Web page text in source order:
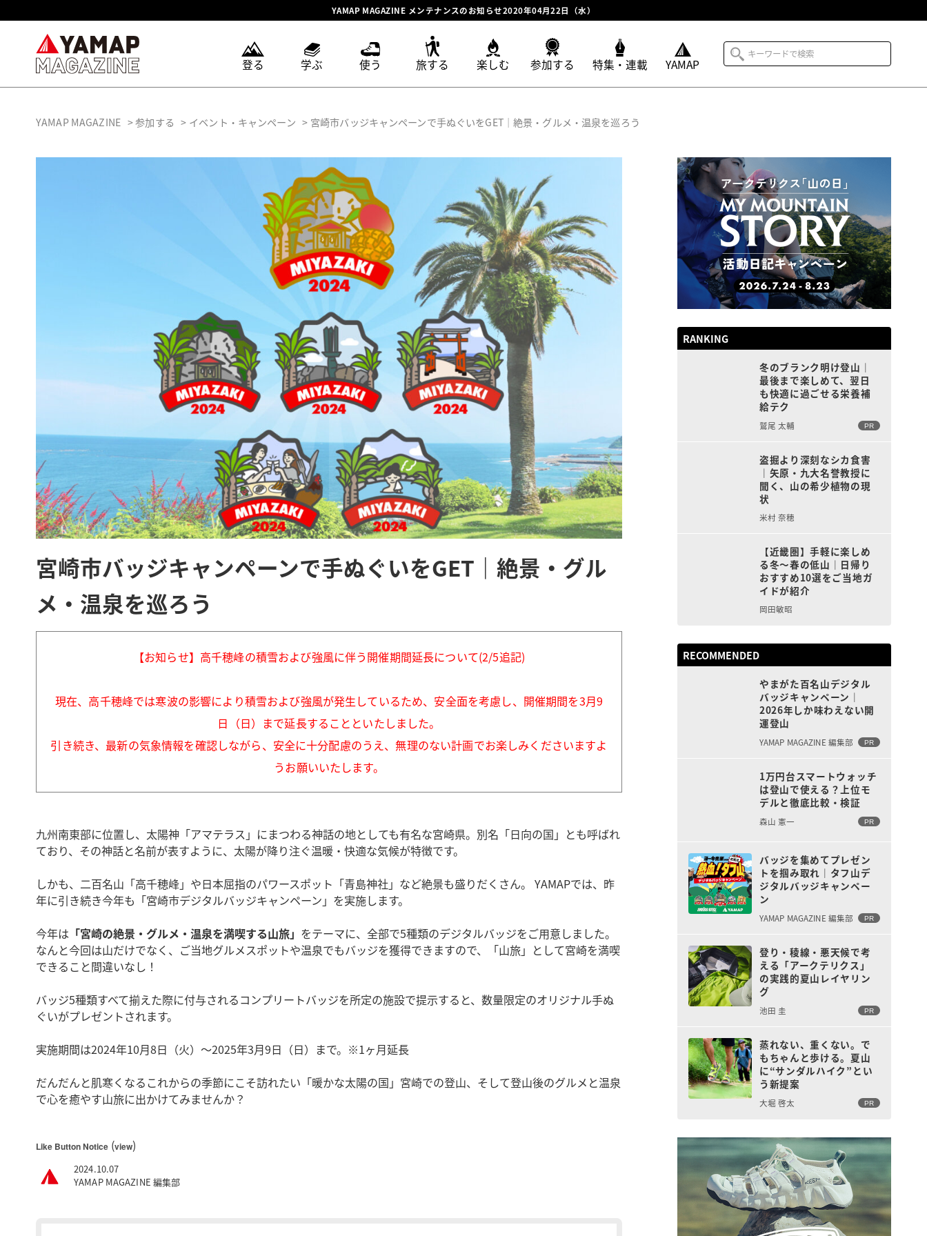
YAMAP MAGAZINE メンテナンスのお知らせ2020年04月22日（水）
登る 学ぶ 使う 旅する 楽しむ 参加する 特集・連載 YAMAP
YAMAP MAGAZINE 参加する イベント・キャンペーン 宮崎市バッジキャンペーンで手ぬぐいをGET｜絶景・グルメ・温泉を巡ろう
宮崎市バッジキャンペーンで手ぬぐいをGET｜絶景・グル
メ・温泉を巡ろう
【お知らせ】高千穂峰の積雪および強風に伴う開催期間延長について(2/5追記)
現在、高千穂峰では寒波の影響により積雪および強風が発生しているため、安全面を考慮し、開催期間を3月9
日（日）まで延長することといたしました。
引き続き、最新の気象情報を確認しながら、安全に十分配慮のうえ、無理のない計画でお楽しみくださいますよ
うお願いいたします。
九州南東部に位置し、太陽神「アマテラス」にまつわる神話の地としても有名な宮崎県。別名「日向の国」とも呼ばれ
ており、その神話と名前が表すように、太陽が降り注ぐ温暖・快適な気候が特徴です。
しかも、二百名山「高千穂峰」や日本屈指のパワースポット「青島神社」など絶景も盛りだくさん。 YAMAPでは、昨
年に引き続き今年も「宮崎市デジタルバッジキャンペーン」を実施します。
今年は 「宮崎の絶景・グルメ・温泉を満喫する山旅」 をテーマに、全部で5種類のデジタルバッジをご用意しました。
なんと今回は山だけでなく、ご当地グルメスポットや温泉でもバッジを獲得できますので、「山旅」として宮崎を満喫
できること間違いなし！
バッジ5種類すべて揃えた際に付与されるコンプリートバッジを所定の施設で提示すると、数量限定のオリジナル手ぬ
ぐいがプレゼントされます。
実施期間は2024年10月8日（火）〜2025年3月9日（日）まで。※1ヶ月延長
だんだんと肌寒くなるこれからの季節にこそ訪れたい「暖かな太陽の国」宮崎での登山、そして登山後のグルメと温泉
で心を癒やす山旅に出かけてみませんか？
Like Button Notice (view)
2024.10.07
YAMAP MAGAZINE 編集部
RANKING
冬のブランク明け登山｜
最後まで楽しめて、翌日
も快適に過ごせる栄養補
給テク
鷲尾 太輔 PR
盗掘より深刻なシカ食害
｜矢原・九大名誉教授に
聞く、山の希少植物の現
状
米村 奈穂
【近畿圏】手軽に楽しめ
る冬〜春の低山｜日帰り
おすすめ10選をご当地ガ
イドが紹介
岡田敏昭
RECOMMENDED
やまがた百名山デジタル
バッジキャンペーン｜
2026年しか味わえない開
運登山
YAMAP MAGAZINE 編集部 PR
1万円台スマートウォッチ
は登山で使える？上位モ
デルと徹底比較・検証
森山 憲一 PR
バッジを集めてプレゼン
トを掴み取れ｜タフ山デ
ジタルバッジキャンペー
ン
YAMAP MAGAZINE 編集部 PR
登り・稜線・悪天候で考
える「アークテリクス」
の実践的夏山レイヤリン
グ
池田 圭 PR
蒸れない、重くない。で
もちゃんと歩ける。夏山
に“サンダルハイク”とい
う新提案
大堀 啓太 PR